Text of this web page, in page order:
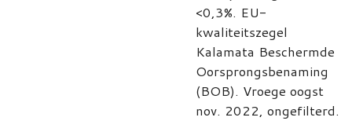
<0,3%. EU-
kwaliteitszegel
Kalamata Beschermde
Oorsprongsbenaming
(BOB). Vroege oogst
nov. 2022, ongefilterd.